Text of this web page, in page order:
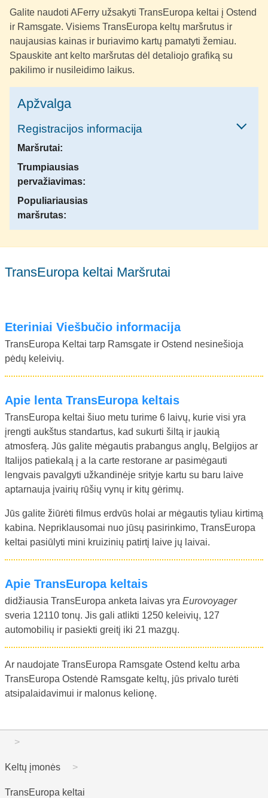
Galite naudoti AFerry užsakyti TransEuropa keltai į Ostend
ir Ramsgate. Visiems TransEuropa keltų maršrutus ir
naujausias kainas ir buriavimo kartų pamatyti žemiau.
Spauskite ant kelto maršrutas dėl detaliojo grafiką su
pakilimo ir nusileidimo laikus.
Apžvalga
Registracijos informacija
Maršrutai:
Trumpiausias
pervažiavimas:
Populiariausias
maršrutas:
TransEuropa keltai Maršrutai
Eteriniai Viešbučio informacija
TransEuropa Keltai tarp Ramsgate ir Ostend nesinešioja
pėdų keleivių.
Apie lenta TransEuropa keltais
TransEuropa keltai šiuo metu turime 6 laivų, kurie visi yra
įrengti aukštus standartus, kad sukurti šiltą ir jaukią
atmosferą. Jūs galite mėgautis prabangus anglų, Belgijos ar
Italijos patiekalą į a la carte restorane ar pasimėgauti
lengvais pavalgyti užkandinėje srityje kartu su baru laive
aptarnauja įvairių rūšių vynų ir kitų gėrimų.
Jūs galite žiūrėti filmus erdvūs holai ar mėgautis tyliau kirtimą
kabina. Nepriklausomai nuo jūsų pasirinkimo, TransEuropa
keltai pasiūlyti mini kruizinių patirtį laive jų laivai.
Apie TransEuropa keltais
didžiausia TransEuropa anketa laivas yra Eurovoyager
sveria 12110 tonų. Jis gali atlikti 1250 keleivių, 127
automobilių ir pasiekti greitį iki 21 mazgų.
Ar naudojate TransEuropa Ramsgate Ostend keltu arba
TransEuropa Ostendė Ramsgate keltų, jūs privalo turėti
atsipalaidavimui ir malonus kelionę.
Keltų įmonės
TransEuropa keltai